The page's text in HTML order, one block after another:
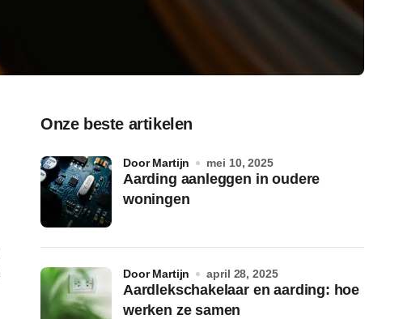
Onze beste artikelen
Aarding aanleggen in oudere
woningen
door Martijn mei 10, 2025
Aardlekschakelaar en aarding: hoe
werken ze samen
door Martijn april 28, 2025